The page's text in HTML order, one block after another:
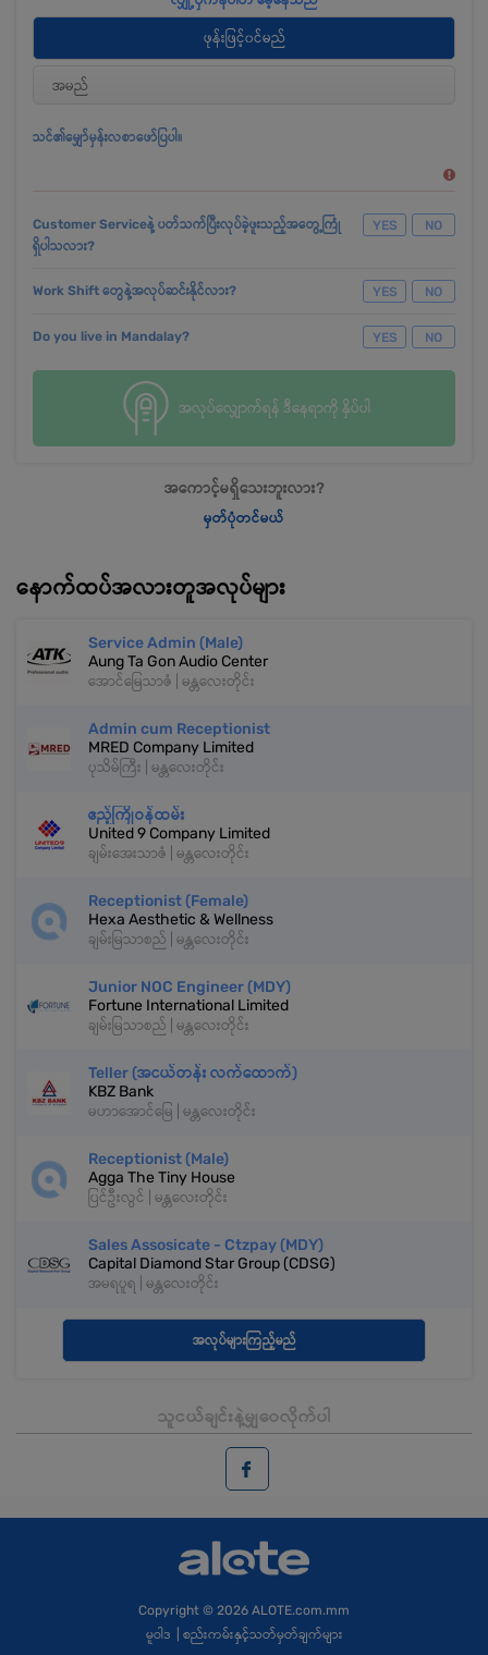
သင်၏မျှော်မှန်းလစာဖော်ပြပါ။
Customer Serviceနဲ့ ပတ်သက်ပြီးလုပ်ခဲ့ဖူးသည့်အတွေ့ကြုံ
ရှိပါသလား?
YES NO
Work Shift တွေနဲ့အလုပ်ဆင်းနိုင်လား? YES NO
Do you live in Mandalay? YES NO
အလုပ်လျှောက်ရန် ဒီနေရာကို နှိပ်ပါ
အကောင့်မရှိသေးဘူးလား?
မှတ်ပုံတင်မယ်
နောက်ထပ်အလားတူအလုပ်များ
Service Admin (Male)
Aung Ta Gon Audio Center
အောင်မြေသာဇံ | မန္တလေးတိုင်း
Admin cum Receptionist
MRED Company Limited
ပုသိမ်ကြီး | မန္တလေးတိုင်း
ဧည့်ကြိုဝန်ထမ်း
United 9 Company Limited
ချမ်းအေးသာဇံ | မန္တလေးတိုင်း
Receptionist (Female)
Hexa Aesthetic & Wellness
ချမ်းမြသာစည် | မန္တလေးတိုင်း
Junior NOC Engineer (MDY)
Fortune International Limited
ချမ်းမြသာစည် | မန္တလေးတိုင်း
Teller (အငယ်တန်း လက်ထောက်)
KBZ Bank
မဟာအောင်မြေ | မန္တလေးတိုင်း
Receptionist (Male)
Agga The Tiny House
ပြင်ဦးလွင် | မန္တလေးတိုင်း
Sales Assosicate - Ctzpay (MDY)
Capital Diamond Star Group (CDSG)
အမရပူရ | မန္တလေးတိုင်း
အလုပ်များကြည့်မည်
သူငယ်ချင်းနဲ့မျှဝေလိုက်ပါ
Copyright © 2026 ALOTE.com.mm
မူဝါဒ
စည်းကမ်းနှင့်သတ်မှတ်ချက်များ